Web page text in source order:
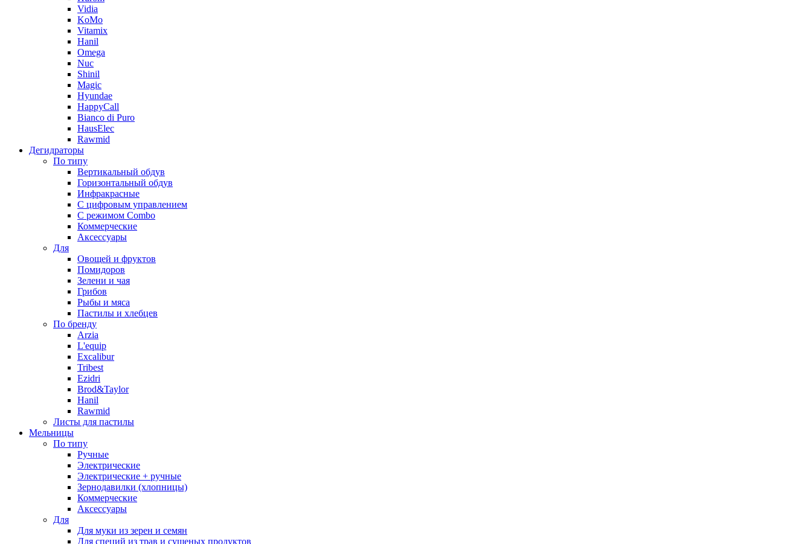
Vidia
KoMo
Vitamix
Hanil
Omega
Nuc
Shinil
Magic
Hyundae
HappyCall
Bianco di Puro
HausElec
Rawmid
Дегидраторы
По типу
Вертикальный обдув
Горизонтальный обдув
Инфракрасные
С цифровым управлением
С режимом Combo
Коммерческие
Аксессуары
Для
Овощей и фруктов
Помидоров
Зелени и чая
Грибов
Рыбы и мяса
Пастилы и хлебцев
По бренду
Arzia
L'equip
Excalibur
Tribest
Ezidri
Brod&Taylor
Hanil
Rawmid
Листы для пастилы
Мельницы
По типу
Ручные
Электрические
Электрические + ручные
Зернодавилки (хлопницы)
Коммерческие
Аксессуары
Для
Для муки из зерен и семян
Для специй из трав и сушеных продуктов